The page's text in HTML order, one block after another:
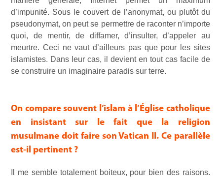
d’impunité. Sous le couvert de l’anonymat, ou plutôt du
pseudonymat, on peut se permettre de raconter n’importe
quoi, de mentir, de diffamer, d’insulter, d’appeler au
meurtre. Ceci ne vaut d’ailleurs pas que pour les sites
islamistes. Dans leur cas, il devient en tout cas facile de
se construire un imaginaire paradis sur terre.
On compare souvent l’islam à l’Église catholique
en insistant sur le fait que la religion
musulmane doit faire son Vatican II. Ce parallèle
est-il pertinent ?
Il me semble totalement boiteux, pour bien des raisons.